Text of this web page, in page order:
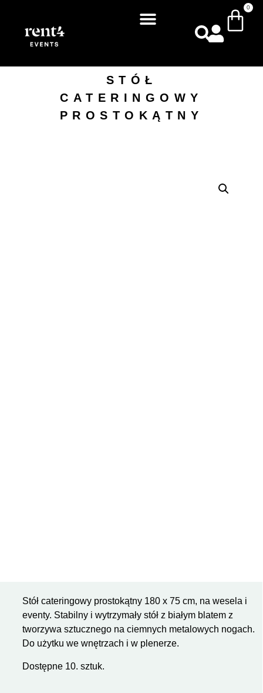
0
STÓŁ
CATERINGOWY
PROSTOKĄTNY
Stół cateringowy prostokątny 180 x 75 cm, na wesela i
eventy. Stabilny i wytrzymały stół z białym blatem z
tworzywa sztucznego na ciemnych metalowych nogach.
Do użytku we wnętrzach i w plenerze.
Dostępne 10. sztuk.